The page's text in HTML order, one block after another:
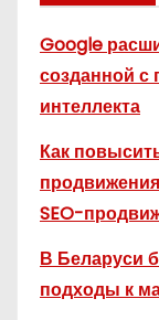
Google
созданной с
интеллекта
Как
SEO-
В Беларуси
подходы к